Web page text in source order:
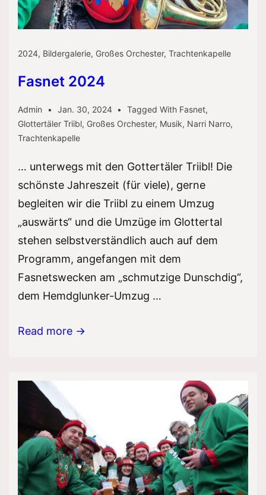
2024, Bildergalerie, Großes Orchester, Trachtenkapelle
Fasnet 2024
Admin Jan. 30, 2024 Tagged With Fasnet,
Glottertäler Triibl, Großes Orchester, Musik, Narri Narro,
Trachtenkapelle
… unterwegs mit den Gottertäler Triibl! Die
schönste Jahreszeit (für viele), gerne
begleiten wir die Triibl zu einem Umzug
„auswärts“ und die Umzüge im Glottertal
stehen selbstverständlich auch auf dem
Programm, angefangen mit dem
Fasnetswecken am „schmutzige Dunschdig“,
dem Hemdglunker-Umzug …
Fasnet
Read more →